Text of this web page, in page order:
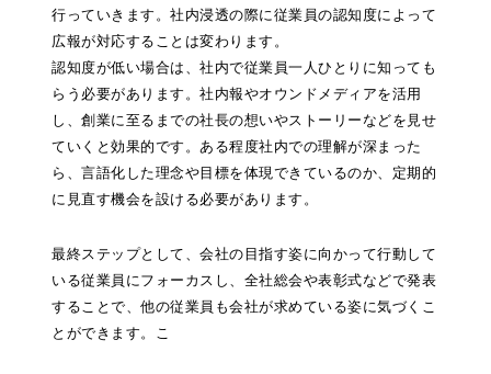
行っていきます。社内浸透の際に従業員の認知度によって
広報が対応することは変わります。
認知度が低い場合は、社内で従業員一人ひとりに知っても
らう必要があります。社内報やオウンドメディアを活用
し、創業に至るまでの社長の想いやストーリーなどを見せ
ていくと効果的です。ある程度社内での理解が深まった
ら、言語化した理念や目標を体現できているのか、定期的
に見直す機会を設ける必要があります。
最終ステップとして、会社の目指す姿に向かって行動して
いる従業員にフォーカスし、 全社総会や表彰式などで発表
することで、他の従業員も会社が求めている姿に気づくこ
とができます。こ